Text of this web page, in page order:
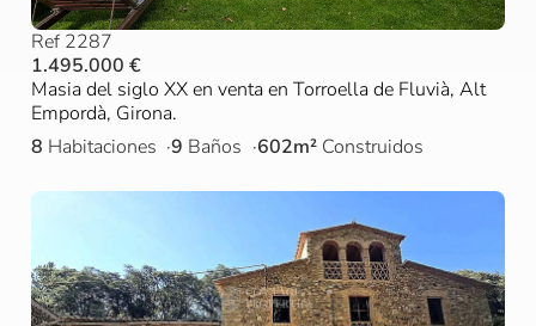
Ref 2287
1.495.000 €
Masia del siglo XX en venta en Torroella de Fluvià, Alt
Empordà, Girona.
8 Habitaciones 9 Baños 602m² Construidos